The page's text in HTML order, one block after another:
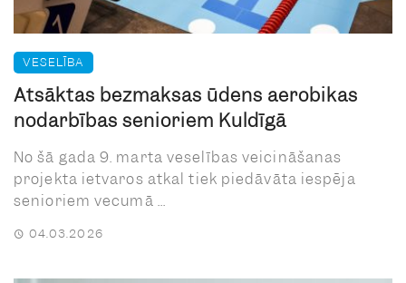
VESELĪBA
Atsāktas bezmaksas ūdens aerobikas
nodarbības senioriem Kuldīgā
No šā gada 9. marta veselības veicināšanas
projekta ietvaros atkal tiek piedāvāta iespēja
senioriem vecumā ...
04.03.2026